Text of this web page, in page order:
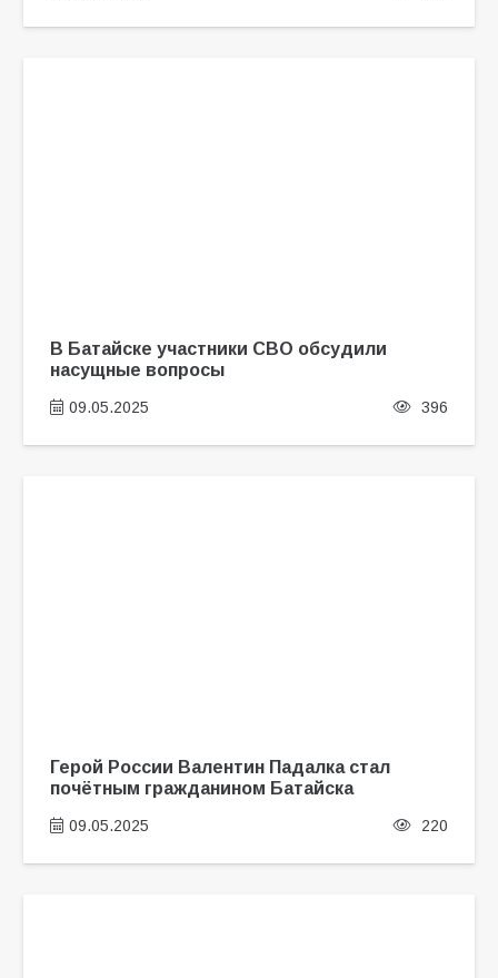
В Батайске участники СВО обсудили
насущные вопросы
09.05.2025 396
Герой России Валентин Падалка стал
почётным гражданином Батайска
09.05.2025 220